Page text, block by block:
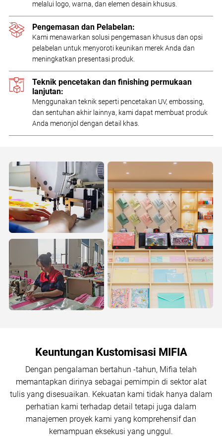
melalui logo, warna, dan elemen desain khusus.
Pengemasan dan Pelabelan:
Kami menawarkan solusi pengemasan khusus dan opsi
pelabelan untuk menyoroti keunikan merek Anda dan
meningkatkan presentasi produk.
Teknik pencetakan dan finishing permukaan
lanjutan:
Menggunakan teknik seperti pencetakan UV, embossing,
dan sentuhan akhir lainnya, kami dapat membuat produk
Anda menonjol dengan detail khas.
Keuntungan Kustomisasi MIFIA
Dengan pengalaman bertahun -tahun, Mifia telah
memantapkan dirinya sebagai pemimpin di sektor alat
tulis yang disesuaikan. Kekuatan kami tidak hanya dalam
perhatian kami terhadap detail tetapi juga dalam
manajemen proyek kami yang komprehensif dan
kemampuan eksekusi yang unggul.